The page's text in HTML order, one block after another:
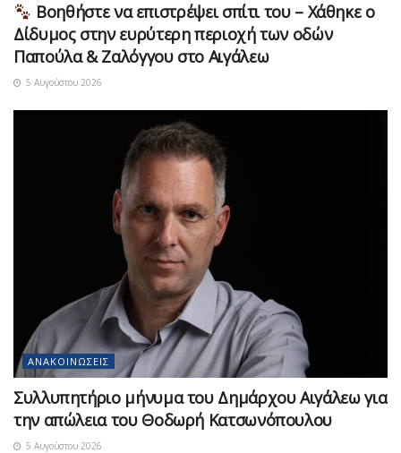
Βοηθήστε να επιστρέψει σπίτι του – Χάθηκε ο
Δίδυμος στην ευρύτερη περιοχή των οδών
Παπούλα & Ζαλόγγου στο Αιγάλεω
5 Αυγούστου 2026
ΑΝΑΚΟΙΝΏΣΕΙΣ
Συλλυπητήριο μήνυμα του Δημάρχου Αιγάλεω για
την απώλεια του Θοδωρή Κατσωνόπουλου
5 Αυγούστου 2026